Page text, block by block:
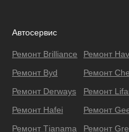
Автосервис
Ремонт Brilliance
Ремонт Byd
Ремонт Derways
Ремонт Hafei
Ремонт Тianama
Ремонт
Ремонт
Ремонт
Ремонт
Ремонт